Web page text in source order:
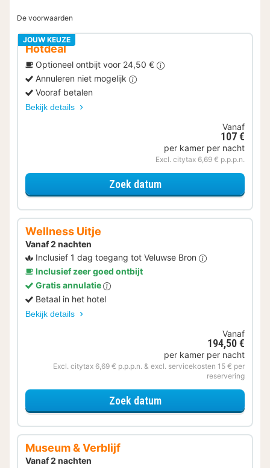
De voorwaarden
JOUW KEUZE
Hotdeal
Optioneel ontbijt voor 24,50 €
Annuleren niet mogelijk
Vooraf betalen
Bekijk details
Vanaf
107 €
per kamer per nacht
Excl. citytax 6,69 € p.p.p.n.
Zoek datumvoor Deluxe kamer met
Wellness Uitje
Vanaf 2 nachten
Inclusief 1 dag toegang tot Veluwse Bron
Inclusief zeer goed ontbijt
Gratis annulatie
Betaal in het hotel
Bekijk details
Vanaf
194,50 €
per kamer per nacht
Excl. citytax 6,69 € p.p.p.n. & excl. servicekosten 15 € per
reservering
Zoek datumvoor Wellness Uitje
Museum & Verblijf
Vanaf 2 nachten